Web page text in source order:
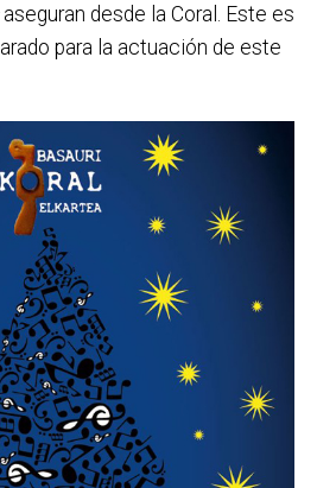
desde la Coral. Este es
para la actuación de este